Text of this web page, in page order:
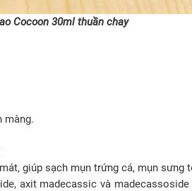
Cocoon 30ml thuần chay
màng.
giúp sạch mụn trứng cá, mụn sưng
axit madecassic và